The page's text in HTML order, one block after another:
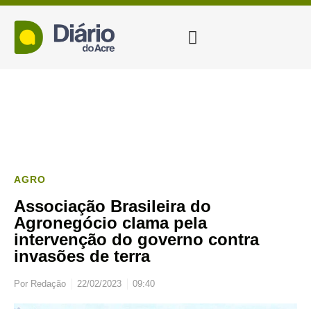
AGRO
Associação Brasileira do
Agronegócio clama pela
intervenção do governo contra
invasões de terra
Por Redação 22/02/2023 09:40